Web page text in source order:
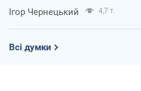
Ігор Чернецький 4,7 т.
Всі думки